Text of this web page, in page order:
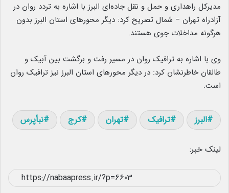
مدیرکل راهداری و حمل و نقل جاده‌ای البرز با اشاره به تردد روان در
آزادراه تهران – شمال تصریح کرد: دیگر محورهای استان البرز بدون
هرگونه مداخلات جوی هستند.
وی با اشاره به ترافیک روان در مسیر رفت و برگشت بین آبیک و
طالقان خاطرنشان کرد: در دیگر محورهای استان البرز نیز ترافیک روان
است.
البرز ترافیک تهران کرج نبأپرس
لینک خبر: